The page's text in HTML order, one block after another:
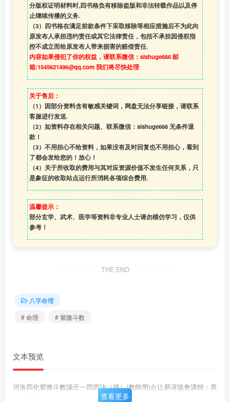
分版权证明材料时,四书格负有移除盗版和非法转载作品以及停
止继续传播的义务.
（3）四书格在满足前款条件下采取移除等相应措施后不为此向
原发布人承担违约责任或其它法律责任，包括不承担因侵权指
控不成立而给原发布人带来损害的赔偿责任.
内容如果侵犯了你的权益，请联系微信：sishuge666 邮
箱:1545621496@qq.com 我们将尽快处理
关于售后：
（1）因部分资料含有敏感关键词，网盘无法分享链接，请联系
客服进行发送.
（2）如资料存在相关问题、联系微信：sishuge666 无条件退
款！
（3） 不用担心不给资料，如果没有及时回复也不用担心，看到
了都会发给您的！放心！
（4） 关于所收取的费用与其对应资源价值不发生任何关系，只
是象征的收取站点运行所消耗各项综合费用.
温馨提示：
部分玄学、武术、医学等资料非专业人士请勿模仿学习，仅供
参考！
THE END
八字命理
# 命理
# 紫微斗数
文本预览
河洛四化紫微斗數諞元一四四訣（祿）(教師用)台让易诬協會講師：吳
查看更多